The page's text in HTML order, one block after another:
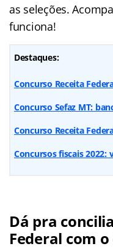
as seleções.
funciona!
Destaques:
Concurso Receita
Concurso Sefaz MT:
Concurso Receita
Concursos fiscais
Dá pra
Federal com